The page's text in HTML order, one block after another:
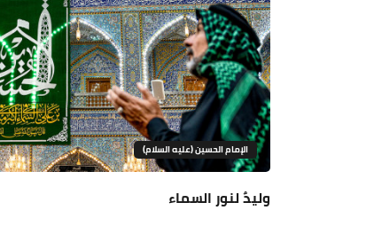
الإمام الحسين (عليه السلام)
وليدٌ لنور السماء